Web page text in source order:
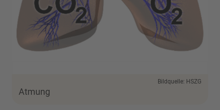
Bildquelle: HSZG
Atmung